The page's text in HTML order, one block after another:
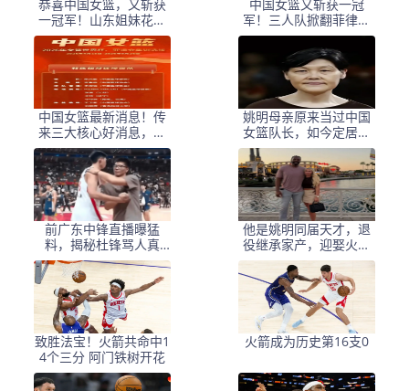
恭喜中国女篮，又斩获
一冠军！山东姐妹花搭
档，王丽丽扛起大旗
中国女篮又斩获一冠
军！三人队掀翻菲律宾
登顶：5战5胜碾压对
手！
中国女篮最新消息！传
来三大核心好消息，李
梦、陈明伶、张茹
姚明母亲原来当过中国
女篮队长，如今定居美
国照顾1米9的孙女
前广东中锋直播曝猛
料，揭秘杜锋骂人真
相，直言是为球员好
他是姚明同届天才，退
役继承家产，迎娶火辣
超模，44岁享受生活
致胜法宝！火箭共命中1
4个三分 阿门铁树开花
火箭成为历史第16支0